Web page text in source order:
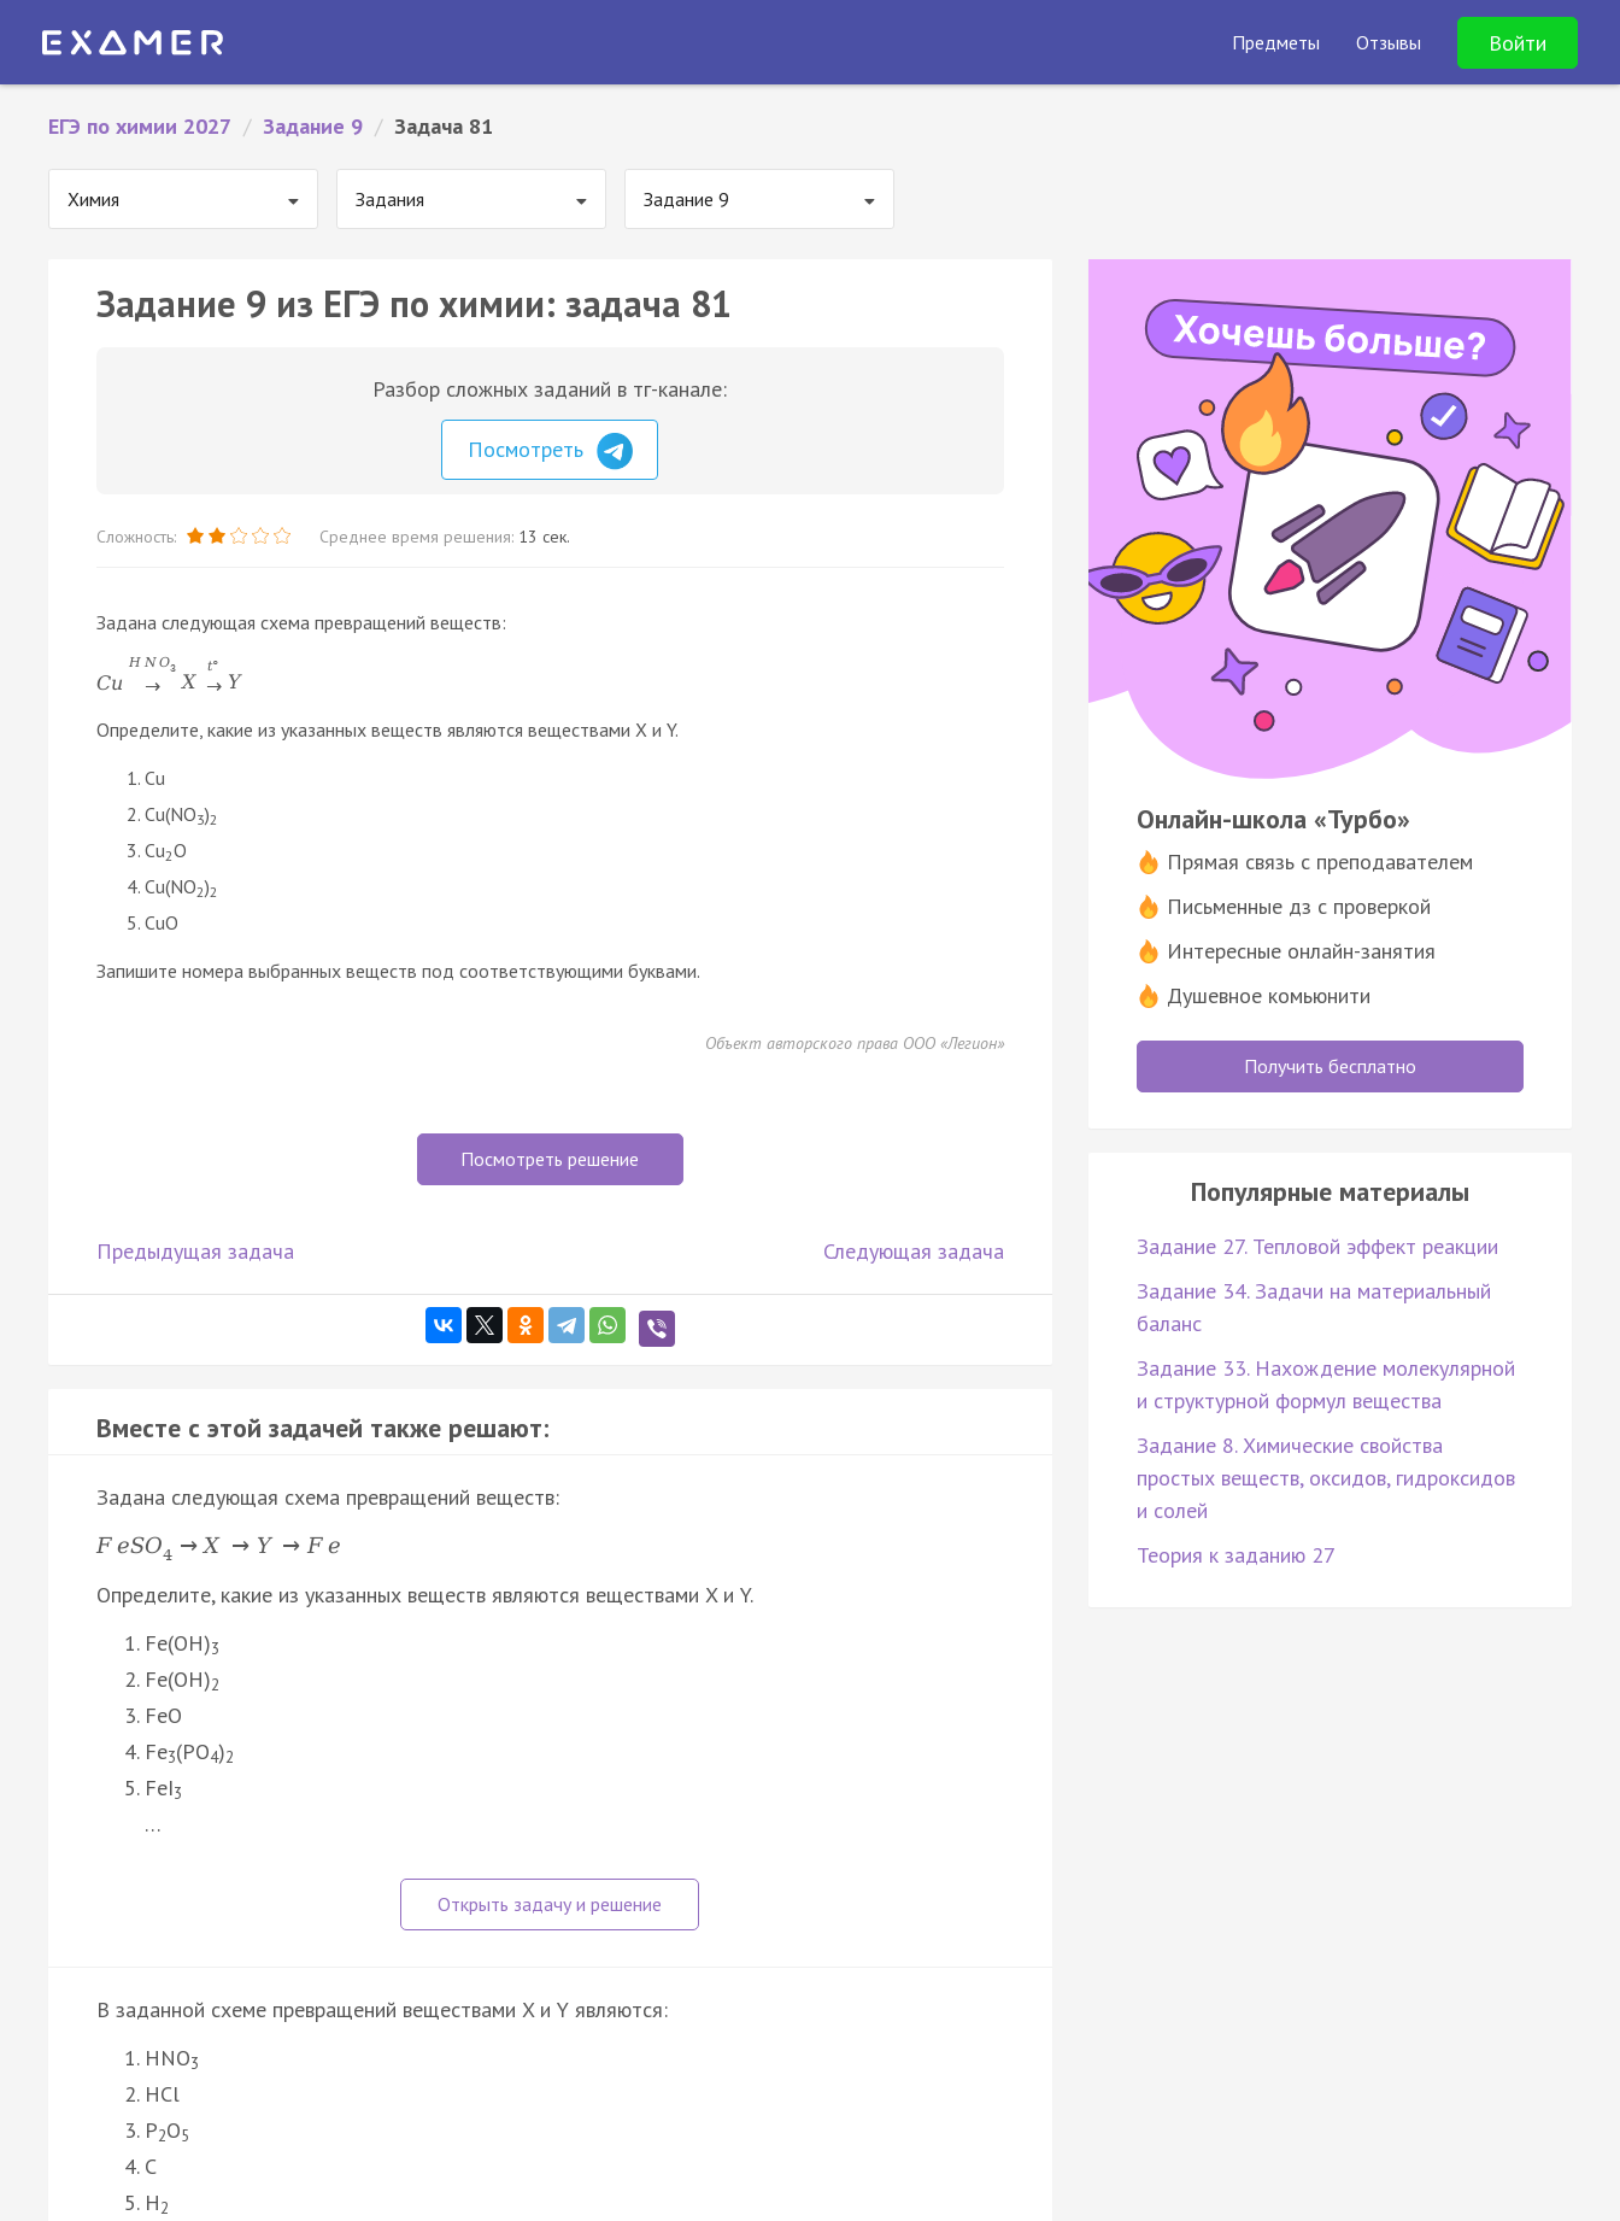
Предметы Отзывы Войти
ЕГЭ по химии 2027 / Задание 9 / Задача 81
Химия Задания Задание 9
Задание 9 из ЕГЭ по химии: задача 81
Разбор сложных заданий в тг-канале:
Посмотреть
Сложность: Среднее время решения: 13 сек.
Задана следующая схема превращений веществ:
Cu
H NO3
→ X
t°
→ Y
Определите, какие из указанных веществ являются веществами X и Y.
Cu
Cu(NO3)2
Cu2O
Cu(NO2)2
CuO
Запишите номера выбранных веществ под соответствующими буквами.
Объект авторского права ООО «Легион»
Посмотреть решение
Предыдущая задача Следующая задача
Вместе с этой задачей также решают:
Задана следующая схема превращений веществ:
FeSO4 → X → Y → Fe
Определите, какие из указанных веществ являются веществами X и Y.
Fe(OH)3
Fe(OH)2
FeO
Fe3(PO4)2
FeI3
…
В заданной схеме превращений веществами X и Y являются:
HNO3
HCl
P2O5
C
H2
Онлайн-школа «Турбо»
Прямая связь с преподавателем
Письменные дз с проверкой
Интересные онлайн-занятия
Душевное комьюнити
Получить бесплатно
Популярные материалы
Задание 27. Тепловой эффект реакции
Задание 34. Задачи на материальный
баланс
Задание 33. Нахождение молекулярной
и структурной формул вещества
Задание 8. Химические свойства
простых веществ, оксидов, гидроксидов
и солей
Теория к заданию 27